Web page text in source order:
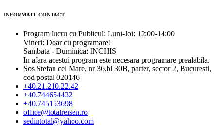
INFORMATII CONTACT
Program lucru cu Publicul: Luni-Joi: 12:00-14:00
Vineri: Doar cu programare!
Sambata - Duminica: INCHIS
In afara acestui program este necesara programare prealabila.
Sos Stefan cel Mare, nr 36,bl 30B, parter, sector 2, Bucuresti,
cod postal 020146
+40.21.210.22.42
+40.744654432
+40.745153698
office@totalreisen.ro
sediutotal@yahoo.com